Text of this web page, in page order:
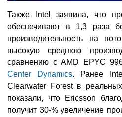
Также Intel заявила, что
обеспечивают в 1,3 раза
производительность на
высокую среднюю
сравнению с AMD EPYC
Center Dynamics. Ранее
Clearwater Forest в реальных
показали, что Ericsson
получит 30-% увеличение